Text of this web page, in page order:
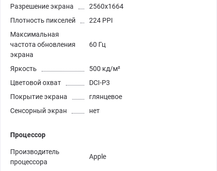
Разрешение экрана
2560x1664
Плотность пикселей
224 PPI
Максимальная
частота обновления
экрана
60 Гц
Яркость
500 кд/м²
Цветовой охват
DCI-P3
Покрытие экрана
глянцевое
Сенсорный экран
нет
Процессор
Производитель
процессора
Apple